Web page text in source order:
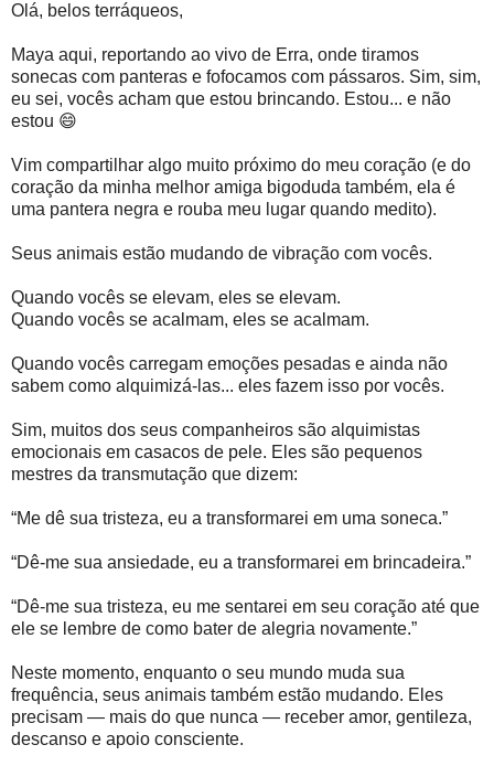
Olá, belos terráqueos,
Maya aqui, reportando ao vivo de Erra, onde tiramos
sonecas com panteras e fofocamos com pássaros. Sim, sim,
eu sei, vocês acham que estou brincando. Estou... e não
estou 😄
Vim compartilhar algo muito próximo do meu coração (e do
coração da minha melhor amiga bigoduda também, ela é
uma pantera negra e rouba meu lugar quando medito).
Seus animais estão mudando de vibração com vocês.
Quando vocês se elevam, eles se elevam.
Quando vocês se acalmam, eles se acalmam.
Quando vocês carregam emoções pesadas e ainda não
sabem como alquimizá-las... eles fazem isso por vocês.
Sim, muitos dos seus companheiros são alquimistas
emocionais em casacos de pele. Eles são pequenos
mestres da transmutação que dizem:
“Me dê sua tristeza, eu a transformarei em uma soneca.”
“Dê-me sua ansiedade, eu a transformarei em brincadeira.”
“Dê-me sua tristeza, eu me sentarei em seu coração até que
ele se lembre de como bater de alegria novamente.”
Neste momento, enquanto o seu mundo muda sua
frequência, seus animais também estão mudando. Eles
precisam — mais do que nunca — receber amor, gentileza,
descanso e apoio consciente.